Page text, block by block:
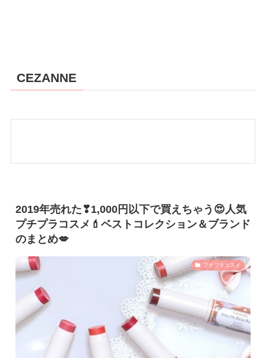
CEZANNE
2019年売れた❣1,000円以下で買えちゃう😍人気
プチプラコスメ💄ベストコレクション＆ブランド
のまとめ💋
プチプラコスメ